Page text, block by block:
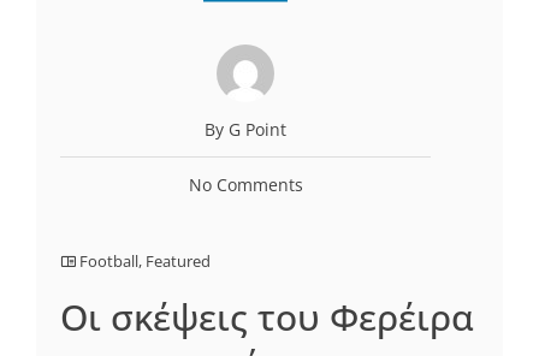
By G Point
No Comments
Football, Featured
Οι σκέψεις του Φερέιρα